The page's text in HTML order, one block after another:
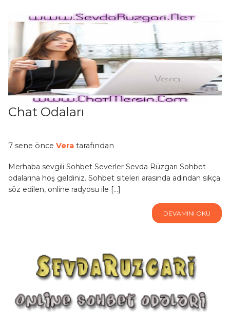
Chat Odaları
7 sene önce Vera tarafından
Merhaba sevgili Sohbet Severler Sevda Rüzgarı Sohbet
odalarına hoş geldiniz. Sohbet siteleri arasında adından sıkça
söz edilen, online radyosu ile […]
DEVAMINI OKU